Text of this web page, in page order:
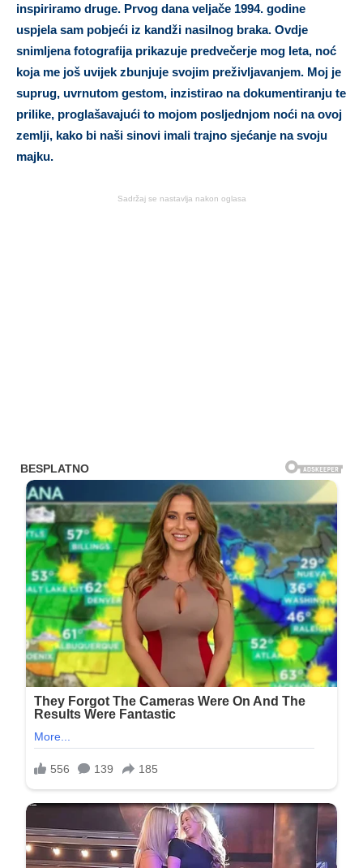
inspiriramo druge. Prvog dana veljače 1994. godine
uspjela sam pobjeći iz kandži nasilnog braka. Ovdje
snimljena fotografija prikazuje predvečerje mog leta, noć
koja me još uvijek zbunjuje svojim preživljavanjem. Moj je
suprug, uvrnutom gestom, inzistirao na dokumentiranju te
prilike, proglašavajući to mojom posljednjom noći na ovoj
zemlji, kako bi naši sinovi imali trajno sjećanje na svoju
majku.
Sadržaj se nastavlja nakon oglasa